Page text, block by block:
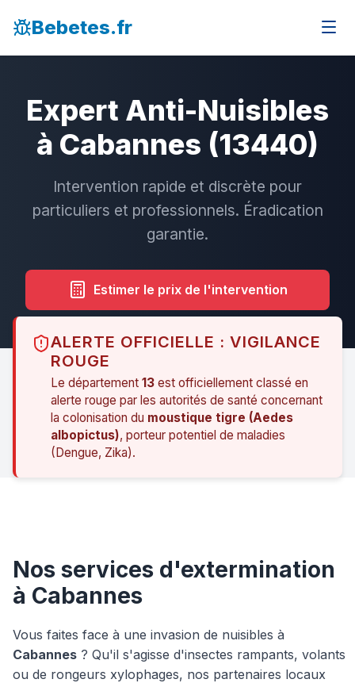
Bebetes.fr
Expert Anti-Nuisibles
à Cabannes (13440)
Intervention rapide et discrète pour
particuliers et professionnels. Éradication
garantie.
Estimer le prix de l'intervention
ALERTE OFFICIELLE : VIGILANCE
ROUGE
Le département 13 est officiellement classé en
alerte rouge par les autorités de santé concernant
la colonisation du moustique tigre (Aedes
albopictus), porteur potentiel de maladies
(Dengue, Zika).
Nos services d'extermination
à Cabannes
Vous faites face à une invasion de nuisibles à
Cabannes ? Qu'il s'agisse d'insectes rampants, volants
ou de rongeurs xylophages, nos partenaires locaux